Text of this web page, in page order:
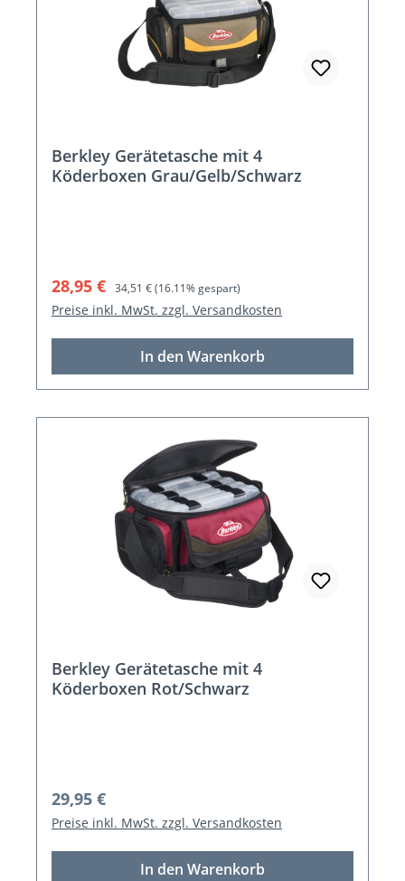
Berkley Gerätetasche mit 4
Köderboxen Grau/Gelb/Schwarz
Verkaufspreis:
28,95 € Regulärer Preis:
34,51 €(16.11% gespart)
Preise inkl. MwSt. zzgl. Versandkosten
In den Warenkorb
Berkley Gerätetasche mit 4
Köderboxen Rot/Schwarz
Regulärer Preis:
29,95 €
Preise inkl. MwSt. zzgl. Versandkosten
In den Warenkorb